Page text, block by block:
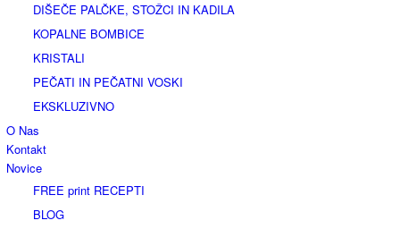
DIŠEČE PALČKE, STOŽCI IN KADILA
KOPALNE BOMBICE
KRISTALI
PEČATI IN PEČATNI VOSKI
EKSKLUZIVNO
O Nas
Kontakt
Novice
FREE print RECEPTI
BLOG